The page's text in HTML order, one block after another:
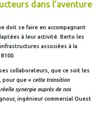
dans l’aventure
doit se faire en accompagnant
à leur activité. Berto les
associées à la
collaborateurs, que ce soit les
pour que « cette transition
synergie auprès de nos
ingénieur commercial Ouest